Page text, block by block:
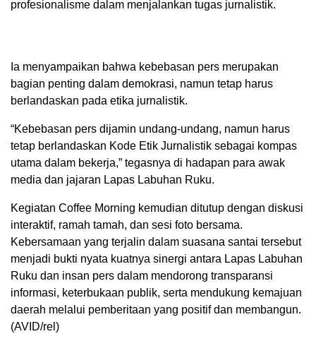
profesionalisme dalam menjalankan tugas jurnalistik.
Ia menyampaikan bahwa kebebasan pers merupakan
bagian penting dalam demokrasi, namun tetap harus
berlandaskan pada etika jurnalistik.
“Kebebasan pers dijamin undang-undang, namun harus
tetap berlandaskan Kode Etik Jurnalistik sebagai kompas
utama dalam bekerja,” tegasnya di hadapan para awak
media dan jajaran Lapas Labuhan Ruku.
Kegiatan Coffee Morning kemudian ditutup dengan diskusi
interaktif, ramah tamah, dan sesi foto bersama.
Kebersamaan yang terjalin dalam suasana santai tersebut
menjadi bukti nyata kuatnya sinergi antara Lapas Labuhan
Ruku dan insan pers dalam mendorong transparansi
informasi, keterbukaan publik, serta mendukung kemajuan
daerah melalui pemberitaan yang positif dan membangun.
(AVID/rel)